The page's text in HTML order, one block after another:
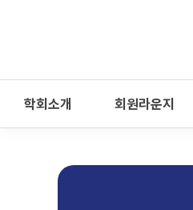
학회소개 회원라운지